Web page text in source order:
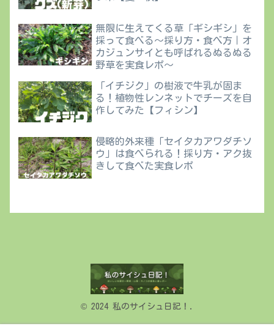
無限に生えてくる草「ギシギシ」を
採って食べる〜採り方・食べ方｜オ
カジュンサイとも呼ばれるぬるぬる
野草を実食レポ〜
「イチジク」の樹液で牛乳が固ま
る！植物性レンネットでチーズを自
作してみた【フィシン】
侵略的外来種「セイタカアワダチソ
ウ」は食べられる！採り方・アク抜
きして食べた実食レポ
© 2024 私のサイシュ日記！.